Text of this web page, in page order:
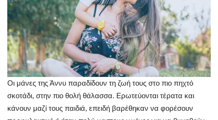
Οι μάνες της Άννυ παραδίδουν τη ζωή τους στο πιο πηχτό
σκοτάδι, στην πιο θολή θάλασσα. Ερωτεύονται τέρατα και
κάνουν μαζί τους παιδιά, επειδή βαρέθηκαν να φορέσουν